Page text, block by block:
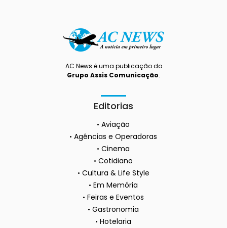
AC News é uma publicação do
Grupo Assis Comunicação.
Editorias
Aviação
Agências e Operadoras
Cinema
Cotidiano
Cultura & Life Style
Em Memória
Feiras e Eventos
Gastronomia
Hotelaria